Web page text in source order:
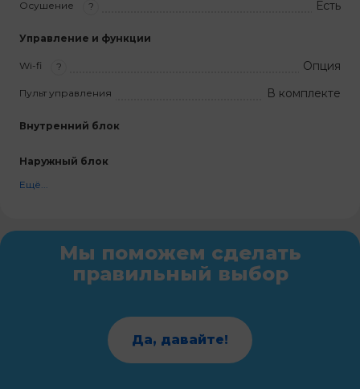
Осушение ? Есть
Управление и функции
Wi-fi ? Опция
Пульт управления В комплекте
Внутренний блок
Наружный блок
Ещё...
Мы поможем сделать
правильный выбор
Да, давайте!